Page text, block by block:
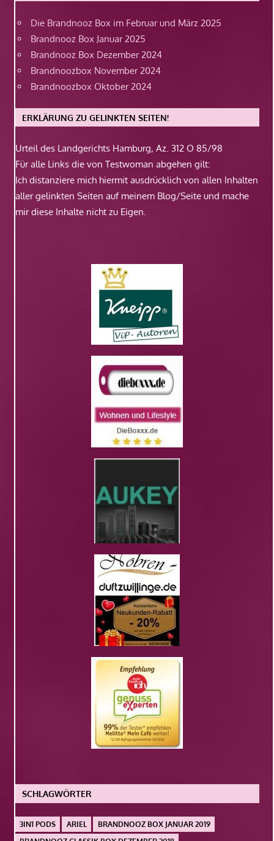
Die Brandnooz Box im Februar und März 2025
Brandnooz Box Januar 2025
Brandnooz Box Dezember 2024
Brandnoozbox November 2024
Brandnoozbox Oktober 2024
ERKLÄRUNG ZU GELINKTEN SEITEN!
Urteil des Landgerichts Hamburg, Az. 312 O 85/98
Für alle Links die von Testwoman abgehen gilt:
Ich distanziere mich hiermit ausdrücklich von allen Inhalten
aller gelinkten Seiten auf meinem Blog/Seite und mache
mir diese Inhalte nicht zu Eigen.
SCHLAGWÖRTER
3IN1 PODS ARIEL
BRANDNOOZ BOX JANUAR 2019